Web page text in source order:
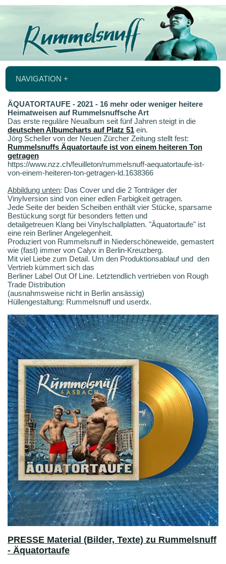
NAVIGATION +
ÄQUATORTAUFE - 2021 - 16 mehr oder weniger heitere
Heimatweisen auf Rummelsnuffsche Art
Das erste reguläre Neualbum seit fünf Jahren steigt in die
deutschen Albumcharts auf Platz 51 ein.
Jörg Scheller von der Neuen Zürcher Zeitung stellt fest:
Rummelsnuffs Äquatortaufe ist von einem heiteren Ton
getragen
https://www.nzz.ch/feuilleton/rummelsnuff-aequatortaufe-ist-
von-einem-heiteren-ton-getragen-ld.1638366
Abbildung unten: Das Cover und die 2 Tonträger der
Vinylversion sind von einer edlen Farbigkeit getragen.
Jede Seite der beiden Scheiben enthält vier Stücke, sparsame
Bestückung sorgt für besonders fetten und
detailgetreuen Klang bei Vinylschallplatten. "Äquatortaufe" ist
eine rein Berliner Angelegenheit.
Produziert von Rummelsnuff in Niederschöneweide, gemastert
wie (fast) immer von Calyx in Berlin-Kreuzberg.
Mit viel Liebe zum Detail. Um den Produktionsablauf und den
Vertrieb kümmert sich das
Berliner Label Out Of Line. Letztendlich vertrieben von Rough
Trade Distribution
(ausnahmsweise nicht in Berlin ansässig)
Hüllengestaltung: Rummelsnuff und userdx.
PRESSE Material (Bilder, Texte) zu Rummelsnuff
- Äquatortaufe